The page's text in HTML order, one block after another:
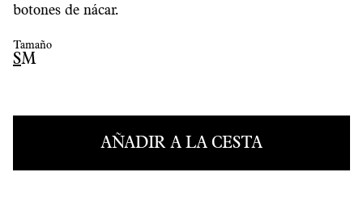
botones de nácar.
Tamaño
SM
AÑADIR A LA CESTA